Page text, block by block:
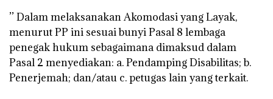
’’ Dalam melaksanakan Akomodasi yang Layak,
menurut PP ini sesuai bunyi Pasal 8 lembaga
penegak hukum sebagaimana dimaksud dalam
Pasal 2 menyediakan: a. Pendamping Disabilitas; b.
Penerjemah; dan/atau c. petugas lain yang terkait.